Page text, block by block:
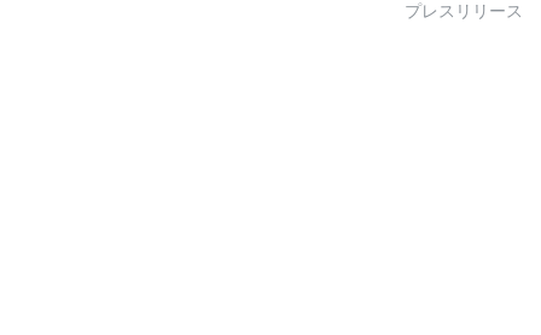
プレスリリース